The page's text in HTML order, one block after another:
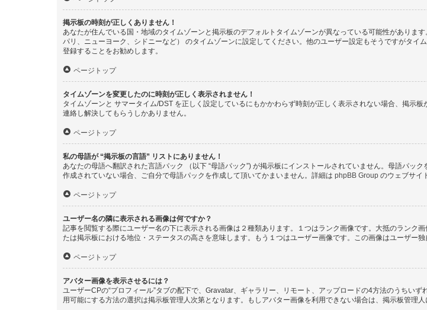
掲示板の時刻が正しくありません！
あなたが住んでいる国・地域のタイムゾーンと掲示板のデフォルトタイムゾーンが異なっている可能性がありま
パリ、ニューヨーク、シドニーなど） のタイムゾーンに設定してください。他のユーザー設定もそうですがタ
登録することをお勧めします。
ページトップ
タイムゾーンを変更したのに時刻が正しく表示されません！
タイムゾーンと サマータイム/DST を正しく設定しているにもかかわらず時刻が正しく表示されない場合、掲示
連絡し解決してもらうしかありません。
ページトップ
私の母語が “掲示板の言語” リストにありません！
あなたの母語へ翻訳された言語パック （以下 “母語パック”) が掲示板にインストールされていません。母語パッ
作成されていない場合、ご自分で母語パックを作成して頂いてかまいません。詳細は phpBB Group のウェブサイ
ページトップ
ユーザー名の隣に表示される画像は何ですか？
記事を閲覧する際にユーザー名の下に表示される画像は２種類あります。１つはランク画像です。大抵のランク
たは掲示板における地位・ステータスの高さを意味します。もう１つはユーザー画像です。この画像はユーザー
ページトップ
アバター画像を表示させるには？
ユーザーCPの“プロフィール”タブの配下で、Gravatar、ギャラリー、リモート、アップロードの4方法のうちい
用可能にする方法の選択は掲示板管理人次第となります。もしアバター画像を利用できない場合は、掲示板管理人